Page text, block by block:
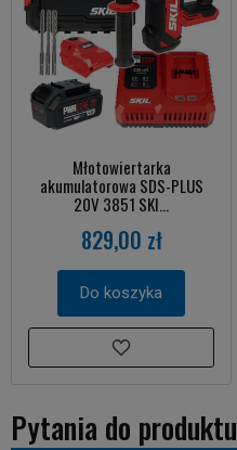
Młotowiertarka
akumulatorowa SDS-PLUS
20V 3851 SKI...
829,00 zł
Do koszyka
Pytania do produktu